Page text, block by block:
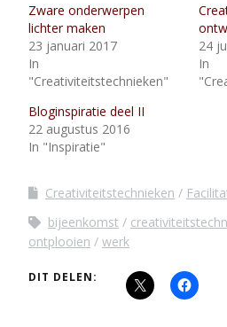
Zware onderwerpen
lichter maken
23 januari 2017
In
"Creativiteitstechnieken"
24
In
Bloginspiratie deel II
22 augustus 2016
In "Inspiratie"
Creativiteitstechnieken
bijeenkomst
ontplooien
werk
DIT DELEN: